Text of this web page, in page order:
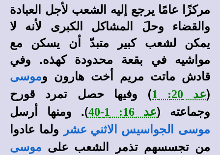
مركزًا عامًا يرجع إليه الشعب لأجل العبادة
والقضاء وحلَ المشاكل الكبرى لأنه لا
يمكن لشعب كبير متبدّ أن يسكن مع
مواشيه في بقعة محدودة كهذه. وفي
قادش ماتت مريم أخت هارون وموسى
(عد 20: 1
) وفيها حصل تمرد قورح
وجماعته (عد 16: 1-40 ). ومنها أرسل
موسى الجواسيس الاثني عشر
ولما عادوا
من تجسسهم تذمر الشعب على موسى